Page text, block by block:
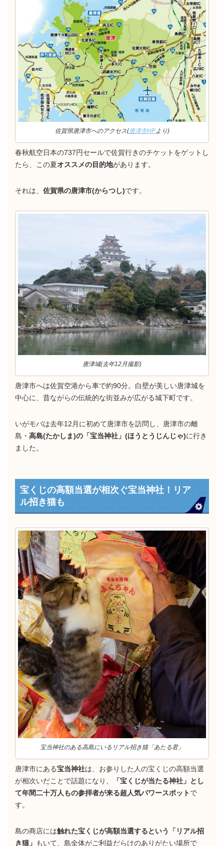
佐賀県唐津市へのアクセス(唐津市HPより)
春秋航空日本の737円セールで佐賀行きのチケットをゲットし
たら、この夏オススメの目的地があります。
それは、 佐賀県の唐津市(からつし)です。
唐津城(去年12月撮影)
唐津市へは佐賀空港から車で約90分。白壁が美しい唐津城を
中心に、昔ながらの伝統的な街並みが広がる城下町です。
いがモバは去年12月に初めて唐津市を訪問し、唐津市の離
島・ 高島(たかしま)の「宝当神社」(ほうとうじんじゃ)に行き
ました。
宝くじの高額当選が相次ぐ宝当神社！リア
ル招き猫も
宝当神社のある高島にいるリアル招き猫「あたる君」
唐津市にある宝当神社は、お参りした人の宝くじの高額当選
が相次いだことで話題になり、
「宝くじが当たる神社」とし
て年間二十万人もの参拝者が来る超人気パワースポットで
す。
島の商店には触れた宝くじが高額当選するという「リアル招
き猫」 もいて、島全体がご利益だらけのありがたい場所で